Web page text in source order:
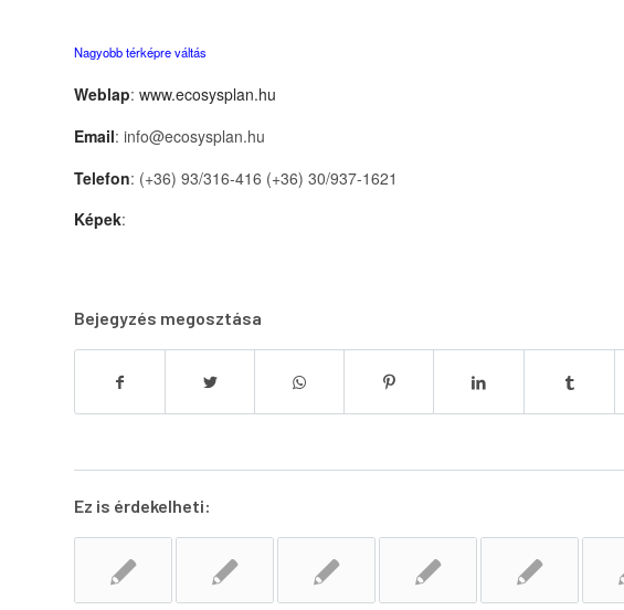
Nagyobb térképre váltás
Weblap: www.ecosysplan.hu
Email: info@ecosysplan.hu
Telefon: (+36) 93/316-416 (+36) 30/937-1621
Képek:
Bejegyzés megosztása
Ez is érdekelheti: